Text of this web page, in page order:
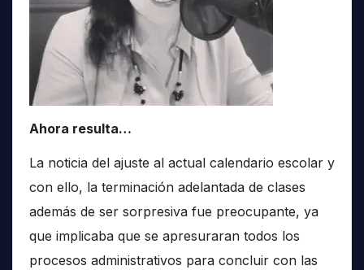
Ahora resulta…
La noticia del ajuste al actual calendario escolar y
con ello, la terminación adelantada de clases
además de ser sorpresiva fue preocupante, ya
que implicaba que se apresuraran todos los
procesos administrativos para concluir con las